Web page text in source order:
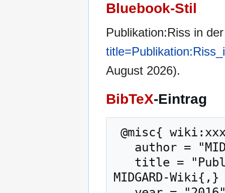
Bluebook-Stil
Publikation:Riss in
August 2026).
BibTeX-Eintrag
MIDGARD-